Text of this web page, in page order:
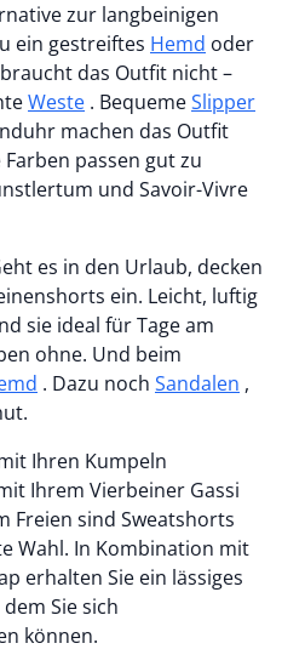
zur langbeinigen
ein gestreiftes Hemd
braucht das Outfit nicht –
Weste . BequemeSlipper
machen das Outfit
passen gut zu
und Savoir-Vivre
es in den Urlaub, decken
ein. Leicht, luftig
sie ideal für Tage am
ohne. Und beim
. Dazu noch Sandalen ,
Ihren Kumpeln
Ihrem Vierbeiner Gassi
Freien sind Sweatshorts
Wahl. In Kombination mit
Sie sich
können.